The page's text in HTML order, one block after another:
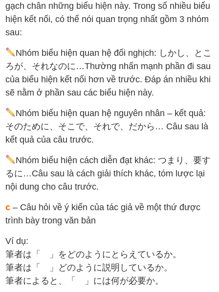
gạch chân những biểu hiện này. Trong số nhiều biểu
hiện kết nối, có thể nói quan trọng nhất gồm 3 nhóm
sau:
Nhóm biểu hiện quan hệ đối nghịch: しかし、とこ
ろが、それなのに…Thường nhấn mạnh phần đi sau
của biểu hiện kết nối hơn về trước. Đáp án nhiều khi
sẽ nằm ở phần sau các biểu hiện này.
Nhóm biểu hiện quan hệ nguyên nhân – kết quả:
そのために、そこで、それで、だから… Câu sau là
kết quả của câu trước.
Nhóm biểu hiện cách diễn đạt khác: つまり、要す
るに…Câu sau là cách giải thích khác, tóm lược lại
nội dung cho câu trước.
c – Câu hỏi về ý kiến của tác giả về một thứ được
trình bày trong văn bản
Ví dụ:
筆者は「 」をどのようにとらえているか。
筆者は「 」どのように説明しているか。
筆者によると、「 」には何が必要か。